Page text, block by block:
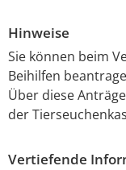
Hinweise
Sie können beim
Beihilfen
Über diese
der
Vertiefende